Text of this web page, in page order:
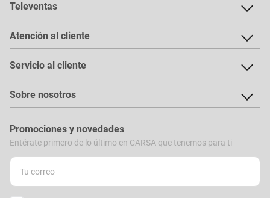
Televentas
Atención al cliente
Servicio al cliente
Sobre nosotros
Promociones y novedades
Entérate primero de lo último en CARSA que tenemos para ti